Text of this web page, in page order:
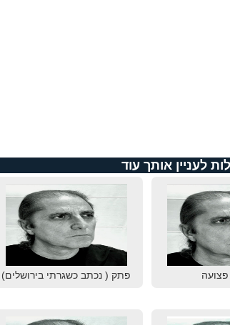
לעניין אותך עוד
פצועה פתק ( נכתב כשגרתי בירושלים)